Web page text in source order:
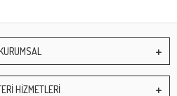
HİZMETLERİ